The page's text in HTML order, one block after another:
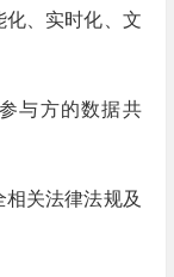
化、实时化、文
与方的数据共
关法律法规及